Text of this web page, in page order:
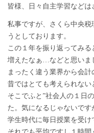
皆様、日々自主学習などは
私事ですが、さくら中央税
うとしております。
この１年を振り返ってみ
増えたなぁ…などと思いま
まったく違う業界から会計
昔ではとても考えられない
そこでふと”社会人の１日
た。気になるじゃないです
学生時代に毎日授業を受け